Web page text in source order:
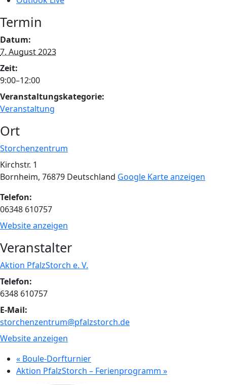
Termin
Datum:
7. August 2023
Zeit:
9:00–12:00
Veranstaltungskategorie:
Veranstaltung
Ort
Storchenzentrum
Kirchstr. 1
Bornheim, 76879 Deutschland Google Karte anzeigen
Telefon:
06348 610757
Website anzeigen
Veranstalter
Aktion PfalzStorch e. V.
Telefon:
6348 610757
E-Mail:
storchenzentrum@pfalzstorch.de
Website anzeigen
« Boule-Dorfturnier
Aktion PfalzStorch – Ferienprogramm »